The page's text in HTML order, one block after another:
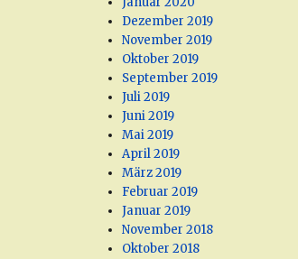
Dezember 2019
November 2019
Oktober 2019
September 2019
Juli 2019
Juni 2019
Mai 2019
April 2019
März 2019
Februar 2019
Januar 2019
November 2018
Oktober 2018